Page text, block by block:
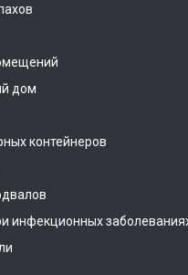
дом
контейнеров
инфекционных